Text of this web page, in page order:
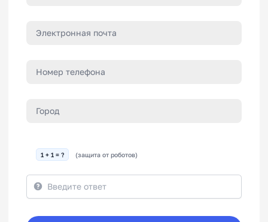
1 + 1 = ? (защита от роботов)